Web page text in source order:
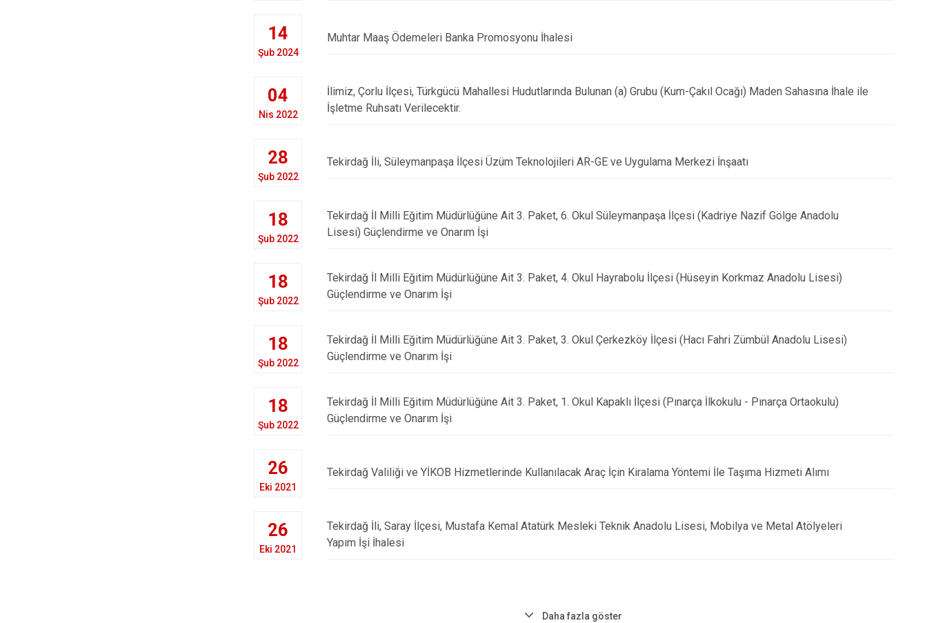
14
Şub 2024
Muhtar Maaş Ödemeleri Banka Promosyonu İhalesi
04
Nis 2022
İlimiz, Çorlu İlçesi, Türkgücü Mahallesi Hudutlarında Bulunan (a) Grubu (Kum-Çakıl Ocağı) Maden Sahasına İhale ile
İşletme Ruhsatı Verilecektir.
28
Şub 2022
Tekirdağ İli, Süleymanpaşa İlçesi Üzüm Teknolojileri AR-GE ve Uygulama Merkezi İnşaatı
18
Şub 2022
Tekirdağ İl Milli Eğitim Müdürlüğüne Ait 3. Paket, 6. Okul Süleymanpaşa İlçesi (Kadriye Nazif Gölge Anadolu
Lisesi) Güçlendirme ve Onarım İşi
18
Şub 2022
Tekirdağ İl Milli Eğitim Müdürlüğüne Ait 3. Paket, 4. Okul Hayrabolu İlçesi (Hüseyin Korkmaz Anadolu Lisesi)
Güçlendirme ve Onarım İşi
18
Şub 2022
Tekirdağ İl Milli Eğitim Müdürlüğüne Ait 3. Paket, 3. Okul Çerkezköy İlçesi (Hacı Fahri Zümbül Anadolu Lisesi)
Güçlendirme ve Onarım İşi
18
Şub 2022
Tekirdağ İl Milli Eğitim Müdürlüğüne Ait 3. Paket, 1. Okul Kapaklı İlçesi (Pınarça İlkokulu - Pınarça Ortaokulu)
Güçlendirme ve Onarım İşi
26
Eki 2021
Tekirdağ Valiliği ve YİKOB Hizmetlerinde Kullanılacak Araç İçin Kiralama Yöntemi İle Taşıma Hizmeti Alımı
26
Eki 2021
Tekirdağ İli, Saray İlçesi, Mustafa Kemal Atatürk Mesleki Teknik Anadolu Lisesi, Mobilya ve Metal Atölyeleri
Yapım İşi İhalesi
Daha fazla göster